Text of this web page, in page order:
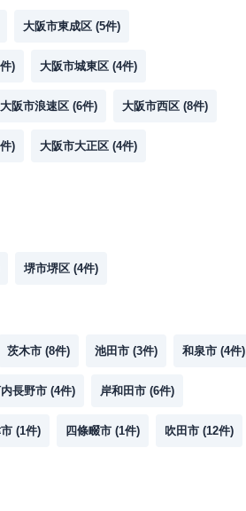
大阪市東成区 (5件)
件) 大阪市城東区 (4件)
大阪市浪速区 (6件) 大阪市西区 (8件)
件) 大阪市大正区 (4件)
堺市堺区 (4件)
茨木市 (8件) 池田市 (3件) 和泉市 (4件)
長野市 (4件) 岸和田市 (6件)
(1件) 四條畷市 (1件) 吹田市 (12件)